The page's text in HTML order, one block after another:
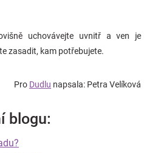
uchovávejte uvnitř a ven je
zasadit, kam potřebujete.
Pro Dudlu napsala: Petra Velíková
blogu: